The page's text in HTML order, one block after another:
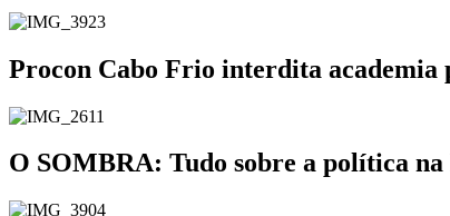
Procon Cabo Frio interdita academia
O SOMBRA: Tudo sobre a política na